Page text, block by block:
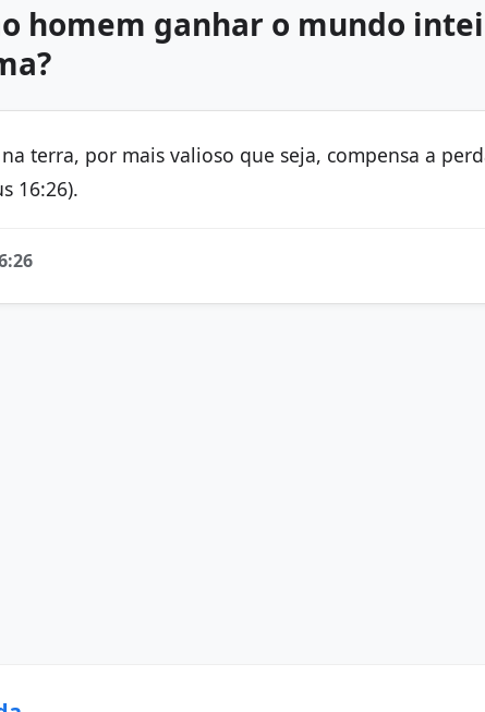
homem ganhar o mundo
terra, por mais valioso que seja, compensa a
16:26).